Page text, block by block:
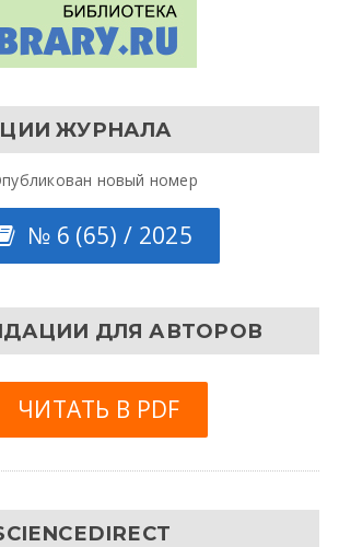
ЖУРНАЛА
новый номер
№ 6 (65) / 2025
ДЛЯ АВТОРОВ
ЧИТАТЬ В PDF